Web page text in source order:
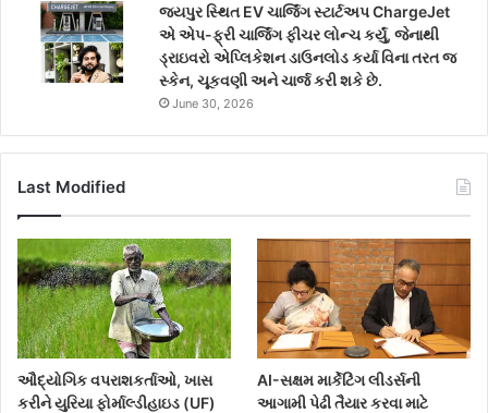
જયપુર સ્થિત EV ચાર્જિંગ સ્ટાર્ટઅપ ChargeJet
એ એપ-ફ્રી ચાર્જિંગ ફીચર લોન્ચ કર્યું, જેનાથી
ડ્રાઇવરો એપ્લિકેશન ડાઉનલોડ કર્યા વિના તરત જ
સ્કેન, ચૂકવણી અને ચાર્જ કરી શકે છે.
June 30, 2026
Last Modified
ઔદ્યોગિક વપરાશકર્તાઓ, ખાસ
કરીને યુરિયા ફોર્માલ્ડીહાઇડ (UF)
AI-સક્ષમ માર્કેટિંગ લીડર્સની
આગામી પેઢી તૈયાર કરવા માટે